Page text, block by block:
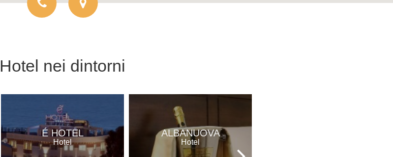
Hotel nei dintorni
É HOTEL
Hotel
ALBANUOVA
Hotel